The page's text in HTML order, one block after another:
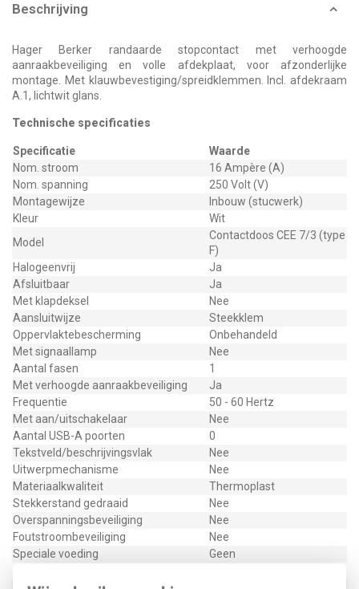
Beschrijving
Hager Berker randaarde stopcontact met verhoogde
aanraakbeveiliging en volle afdekplaat, voor afzonderlijke
montage. Met klauwbevestiging/spreidklemmen. Incl. afdekraam
A.1, lichtwit glans.
Technische specificaties
Specificatie
Waarde
Nom. stroom
16 Ampère (A)
Nom. spanning
250 Volt (V)
Montagewijze
Inbouw (stucwerk)
Kleur
Wit
Model
Contactdoos CEE 7/3 (type
F)
Halogeenvrij
Ja
Afsluitbaar
Ja
Met klapdeksel
Nee
Aansluitwijze
Steekklem
Oppervlaktebescherming
Onbehandeld
Met signaallamp
Nee
Aantal fasen
1
Met verhoogde aanraakbeveiliging
Ja
Frequentie
50 - 60 Hertz
Met aan/uitschakelaar
Nee
Aantal USB-A poorten
0
Tekstveld/beschrijvingsvlak
Nee
Uitwerpmechanisme
Nee
Materiaalkwaliteit
Thermoplast
Stekkerstand gedraaid
Nee
Overspanningsbeveiliging
Nee
Foutstroombeveiliging
Nee
Speciale voeding
Geen